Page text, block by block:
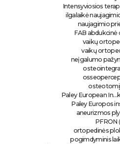
Intensyviosios
ilgalaikė
naujagimio
FAB abdukcinė
vaikų
vaikų
neįgalumo
Paley European
Paley Europos
aneurizmos
PFRON
ortopedinės
pogimdyminis